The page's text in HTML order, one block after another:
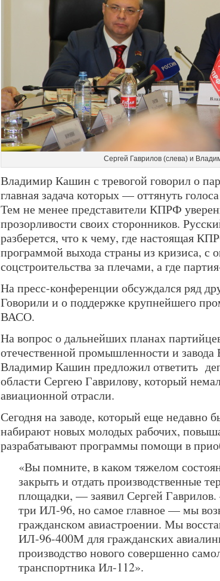
Сергей Гаврилов (слева) и
Владимир Кашин с тревогой говорил о
главная задача которых — оттянуть
Тем не менее представители КПРФ
прозорливости своих сторонников.
разберется, что к чему, где настоящая
программой выхода страны из кризиса,
соцстроительства за плечами, а где
На пресс-конференции обсуждался ряд
Говорили и о поддержке крупнейшего
ВАСО.
На вопрос о дальнейших планах
отечественной промышленности и
Владимир Кашин предложил ответить
области Сергею Гаврилову, который
авиационной отрасли.
Сегодня на заводе, который еще недавно
набирают новых молодых рабочих,
разрабатывают программы помощи в
«Вы помните, в каком тяжелом
закрыть и отдать производственные
площадки, — заявил Сергей
три ИЛ-96, но самое главное — мы
гражданском авиастроении. Мы
ИЛ-96-400М для гражданских
производство нового совершенно
транспортника Ил-112».